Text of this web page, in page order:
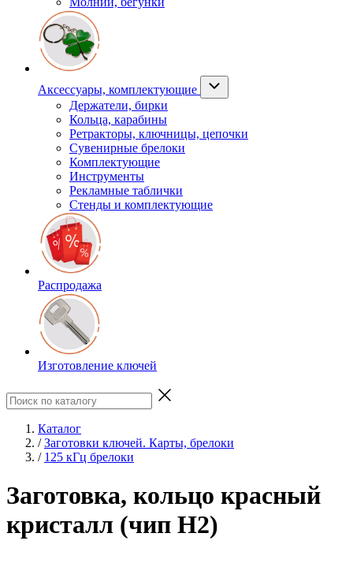
Аксессуары, комплектующие
Держатели, бирки
Кольца, карабины
Ретракторы, ключницы, цепочки
Сувенирные брелоки
Комплектующие
Инструменты
Рекламные таблички
Стенды и комплектующие
Распродажа
Изготовление ключей
Каталог
/ Заготовки ключей. Карты, брелоки
/ 125 кГц брелоки
Заготовка, кольцо красный
кристалл (чип H2)